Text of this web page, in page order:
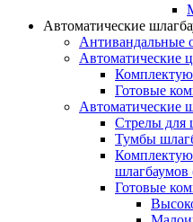
Автоматические
Антивандальные
Автоматические
Готовые
Автоматические
Стрелы для
Тумбы
шлагбаумов
Готовые